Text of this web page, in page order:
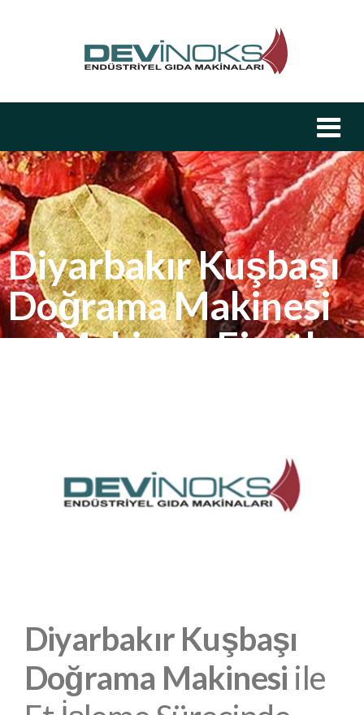
Diyarbakır Kuşbaşı
Doğrama Makinesi
ve Makinası Fiyatları
Diyarbakır Kuşbaşı
Doğrama Makinesi ile